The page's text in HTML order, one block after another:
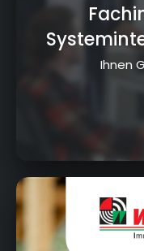
Ihnen
Ossecker Strasse